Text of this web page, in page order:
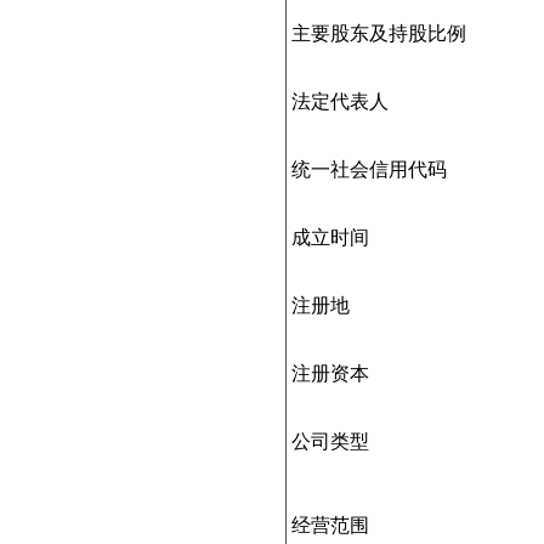
主要股东及持股比例
法定代表人
统一社会信用代码
成立时间
注册地
注册资本
公司类型
经营范围